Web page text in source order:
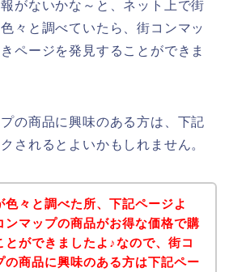
がないかな～と、ネット上で街
々と調べていたら、街コンマッ
ページを発見することができま
の商品に興味のある方は、下記
されるとよいかもしれません。
色々と調べた所、下記ページよ
ンマップの商品がお得な価格で購
とができましたよ♪なので、街コ
の商品に興味のある方は下記ペー